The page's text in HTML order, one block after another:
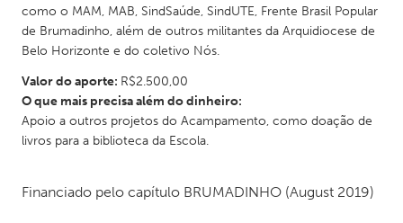
Glasgow
Ann Arbor, MI
Baltimore, MD
Boston, MA
Burlingame-San Mateo, CA
como o MAM, MAB, SindSaúde, SindUTE, Frente Brasil Popular
de Brumadinho, além de outros militantes da Arquidiocese de
Belo Horizonte e do coletivo Nós.
Valor do aporte: R$2.500,00
O que mais precisa além do dinheiro:
Apoio a outros projetos do Acampamento, como doação de
livros para a biblioteca da Escola.
Financiado pelo capítulo BRUMADINHO (August 2019)